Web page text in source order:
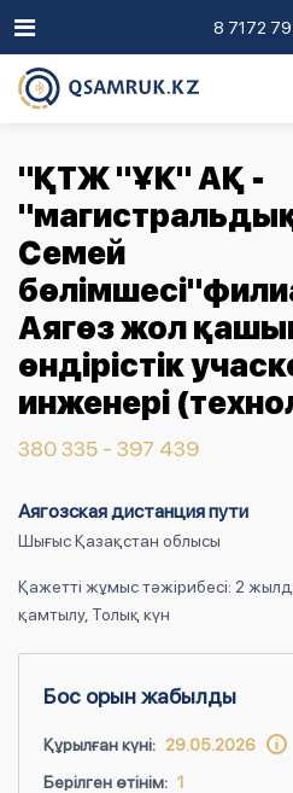
8 7172
"ҚТЖ "ҰК" АҚ -
"магистральдық
Семей
Аягөз жол
өндірістік
инженері
380 335 - 397 439
Аягозская дистанция пути
Шығыс Қазақстан облысы
Қажетті жұмыс тәжірибесі: 2
қамтылу, Толық күн
Бос орын жабылды
Құрылған күні: 29.05.2026
Берілген өтінім: 1